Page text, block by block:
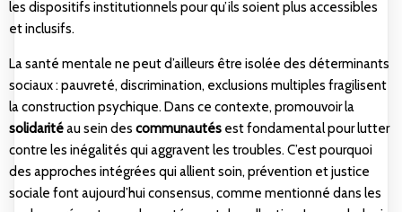
les dispositifs institutionnels pour qu’ils soient plus accessibles
et inclusifs.
La santé mentale ne peut d’ailleurs être isolée des déterminants
sociaux : pauvreté, discrimination, exclusions multiples fragilisent
la construction psychique. Dans ce contexte, promouvoir la
solidaritéau sein des communautés est fondamental pour lutter
contre les inégalités qui aggravent les troubles. C’est pourquoi
des approches intégrées qui allient soin, prévention et justice
sociale font aujourd’hui consensus, comme mentionné dans les